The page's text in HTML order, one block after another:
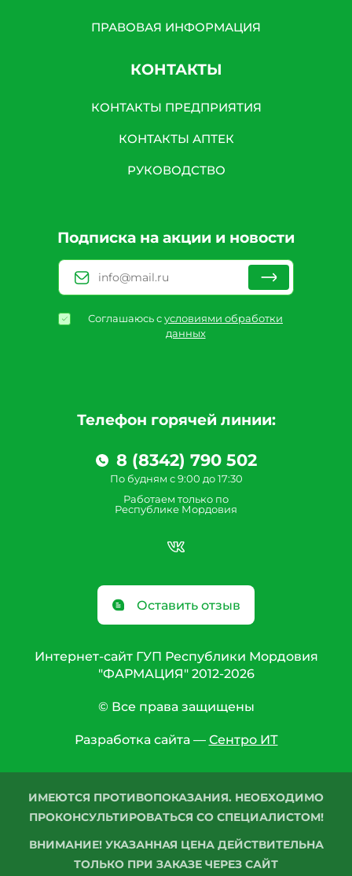
Телефон горячей линии:
8 (8342) 790 502
По будням с 9:00 до 17:30
Работаем только по
Республике Мордовия
Оставить отзыв
ПРАВОВАЯ ИНФОРМАЦИЯ
КОНТАКТЫ
КОНТАКТЫ ПРЕДПРИЯТИЯ
КОНТАКТЫ АПТЕК
РУКОВОДСТВО
Подписка на акции и новости
Соглашаюсь сусловиями обработки
данных
Интернет-сайт ГУП Республики Мордовия
"ФАРМАЦИЯ" 2012-2026
© Все права защищены
Разработка сайта — Сентро ИТ
ИМЕЮТСЯ ПРОТИВОПОКАЗАНИЯ. НЕОБХОДИМО
ПРОКОНСУЛЬТИРОВАТЬСЯ СО СПЕЦИАЛИСТОМ!
ВНИМАНИЕ! УКАЗАННАЯ ЦЕНА ДЕЙСТВИТЕЛЬНА
ТОЛЬКО ПРИ ЗАКАЗЕ ЧЕРЕЗ САЙТ